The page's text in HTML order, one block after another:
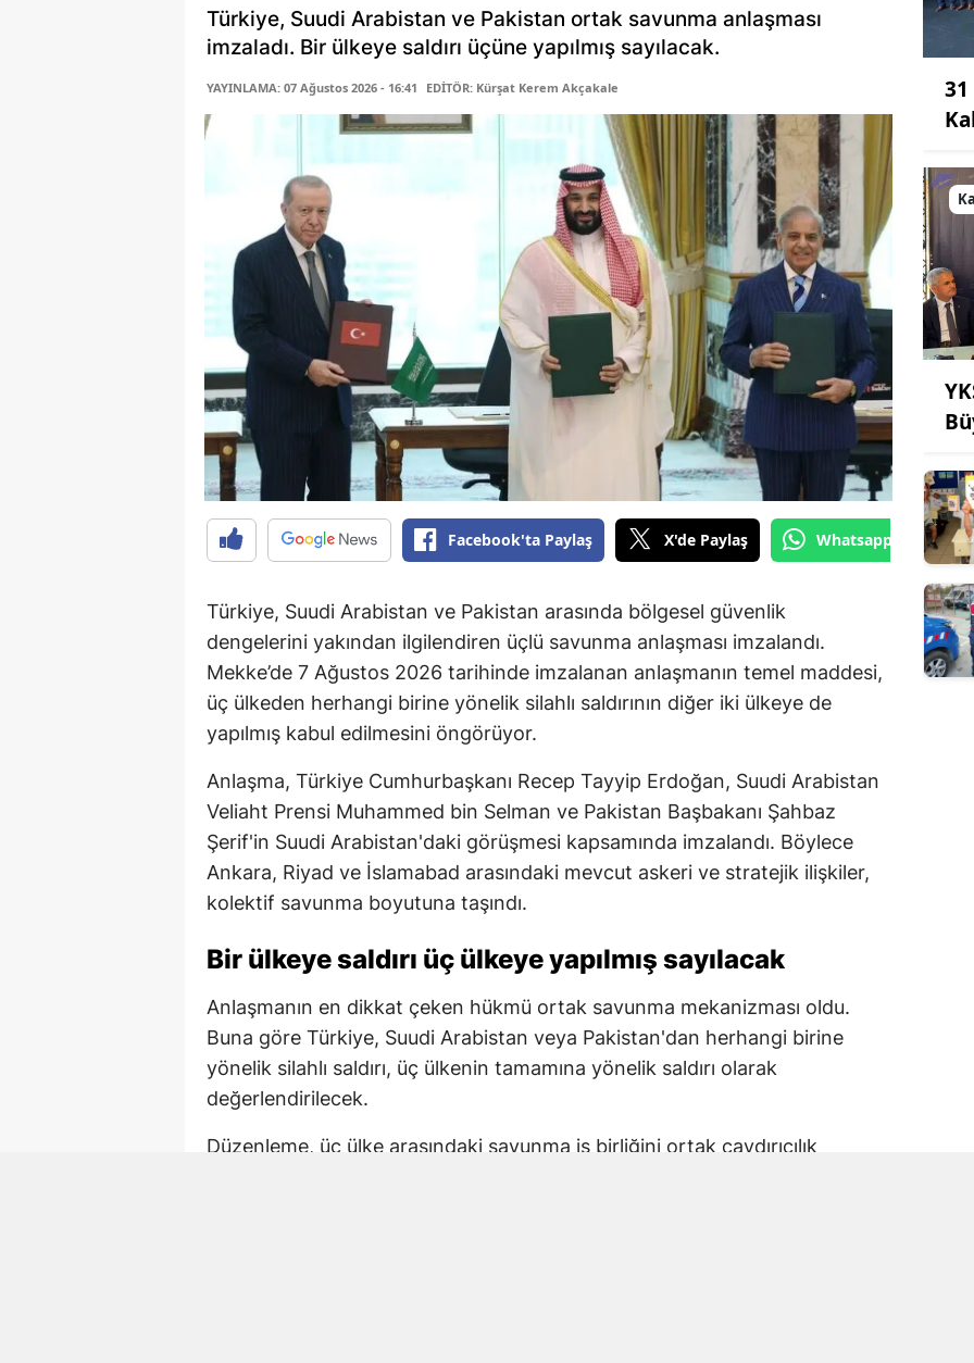
Türkiye, Suudi Arabistan ve Pakistan ortak savunma anlaşması
imzaladı. Bir ülkeye saldırı üçüne yapılmış sayılacak.
YAYINLAMA: 07 Ağustos 2026 - 16:41 EDİTÖR: Kürşat Kerem Akçakale
Facebook'ta Paylaş X'de Paylaş Whatsapp'tan
Türkiye, Suudi Arabistan ve Pakistan arasında bölgesel güvenlik
dengelerini yakından ilgilendiren üçlü savunma anlaşması imzalandı.
Mekke’de 7 Ağustos 2026 tarihinde imzalanan anlaşmanın temel maddesi,
üç ülkeden herhangi birine yönelik silahlı saldırının diğer iki ülkeye de
yapılmış kabul edilmesini öngörüyor.
Anlaşma, Türkiye Cumhurbaşkanı Recep Tayyip Erdoğan, Suudi Arabistan
Veliaht Prensi Muhammed bin Selman ve Pakistan Başbakanı Şahbaz
Şerif'in Suudi Arabistan'daki görüşmesi kapsamında imzalandı. Böylece
Ankara, Riyad ve İslamabad arasındaki mevcut askeri ve stratejik ilişkiler,
kolektif savunma boyutuna taşındı.
Bir ülkeye saldırı üç ülkeye yapılmış sayılacak
Anlaşmanın en dikkat çeken hükmü ortak savunma mekanizması oldu.
Buna göre Türkiye, Suudi Arabistan veya Pakistan'dan herhangi birine
yönelik silahlı saldırı, üç ülkenin tamamına yönelik saldırı olarak
değerlendirilecek.
Düzenleme, üç ülke arasındaki savunma iş birliğini ortak caydırıcılık